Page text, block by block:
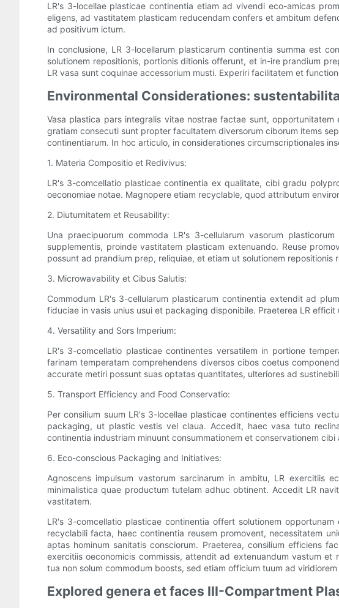
LR's 3-locellae plasticae continentia etiam ad vivendi eco-amicas
eligens, ad vastitatem plasticam reducendam confers et ambitum
ad positivum ictum.
In conclusione, LR 3-locellarum plasticarum continentia summa est
solutionem repositionis, portionis ditionis offerunt, et in-ire prandium
LR vasa sunt coquinae accessorium musti. Experiri facilitatem et
Environmental Considerationes:
Vasa plastica pars integralis vitae nostrae factae sunt,
gratiam consecuti sunt propter facultatem diversorum ciborum items
continentiarum. In hoc articulo, in considerationes circumscriptionales
1. Materia Compositio et Redivivus:
LR's 3-comcellatio plasticae continentia ex qualitate, cibi gradu
oeconomiae notae. Magnopere etiam recyclable, quod attributum
2. Diuturnitatem et Reusability:
Una praecipuorum commoda LR's 3-cellularum vasorum
supplementis, proinde vastitatem plasticam extenuando. Reuse
possunt ad prandium prep, reliquiae, et etiam ut solutionem repositionis
3. Microwavability et Cibus Salutis:
Commodum LR's 3-cellularum plasticarum continentia extendit ad
fiduciae in vasis unius usui et packaging disponibile. Praeterea LR
4. Versatility and Sors Imperium:
LR's 3-comcellatio plasticae continentes versatilem in portione
farinam temperatam comprehendens diversos cibos coetus
accurate metiri possunt suas optatas quantitates, ulteriores ad
5. Transport Efficiency and Food Conservatio:
Per consilium suum LR's 3-locellae plasticae continentes efficiens
packaging, ut plastic vestis vel claua. Accedit, haec vasa tuto
continentia industriam minuunt consummationem et conservationem cibi
6. Eco-conscious Packaging and Initiatives:
Agnoscens impulsum vastorum sarcinarum in ambitu, LR exercitiis
minimalistica quae productum tutelam adhuc obtinent. Accedit LR
vastitatem.
LR's 3-comcellatio plasticae continentia offert solutionem
recyclabili facta, haec continentia reusem promovent, necessitatem
aptas hominum sanitatis consciorum. Praeterea, consilium efficiens
exercitiis oeconomicis commissis, attendit ad extenuandum vastum
tua non solum commodum boosts, sed etiam officium tuum ad
Explored genera et faces III-Compartment